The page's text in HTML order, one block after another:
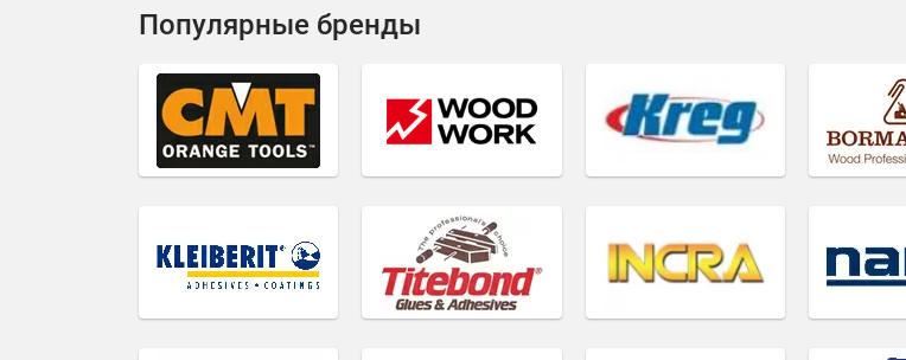
Популярные бренды